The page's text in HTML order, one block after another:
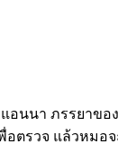
นนา ภรรยาขอ
ตรวจ แล้วหมอ